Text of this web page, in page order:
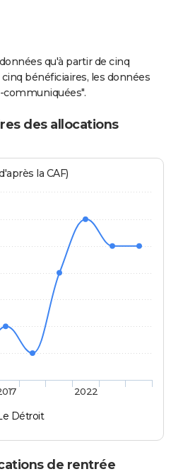
qu'à partir de cinq
bénéficiaires, les données
des allocations
la CAF)
Détroit
2022
de rentrée